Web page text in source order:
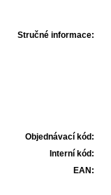
Stručné informace:
Objednávací kód:
Interní kód:
EAN: